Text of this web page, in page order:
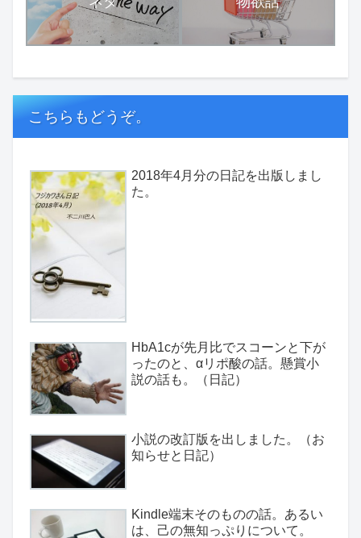
こちらもどうぞ。
2018年4月分の日記を出版しまし
た。
HbA1cが先月比でスコーンと下が
ったのと、αリポ酸の話。懸賞小
説の話も。（日記）
小説の改訂版を出しました。（お
知らせと日記）
Kindle端末そのものの話。あるい
は、己の無知っぷりについて。